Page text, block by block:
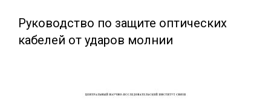
Руководство по защите оптических
кабелей от ударов молнии